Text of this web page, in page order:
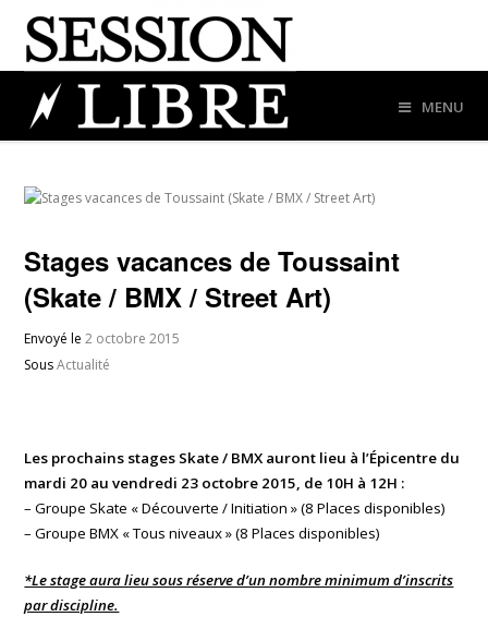
MENU
Stages vacances de Toussaint
(Skate / BMX / Street Art)
Envoyé le2 octobre 2015
SousActualité
Les prochains stages Skate / BMX auront lieu à l’Épicentre du
mardi 20 au vendredi 23 octobre 2015, de 10H à 12H :
– Groupe Skate « Découverte / Initiation » (8 Places disponibles)
– Groupe BMX « Tous niveaux » (8 Places disponibles)
*Le stage aura lieu sous réserve d’un nombre minimum d’inscrits
par discipline.